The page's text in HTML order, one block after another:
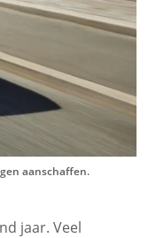
aanschaffen.
jaar. Veel